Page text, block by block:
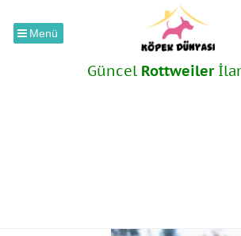
Menü
Güncel Rottweiler